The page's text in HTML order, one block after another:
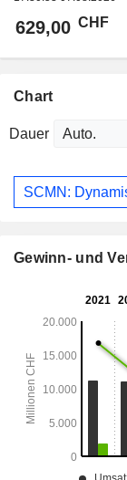
629,00 CHF
Chart
Dauer
SCMN:
Gewinn- und